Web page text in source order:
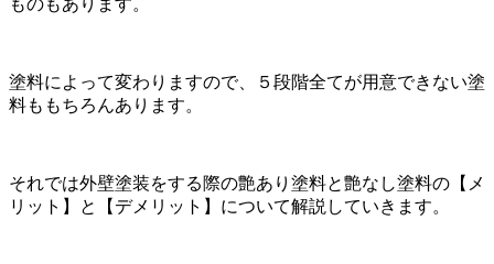
塗料によって変わりますので、５段階全てが用意できない塗
料ももちろんあります。
それでは外壁塗装をする際の艶あり塗料と艶なし塗料の【メ
リット】と【デメリット】について解説していきます。